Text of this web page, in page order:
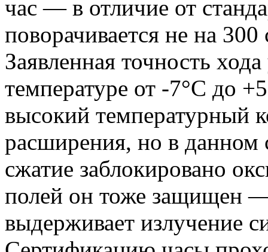
час — в отличие от
поворачивается не на
Заявленная точность
температуре от -7°C до
высокий температурный
расширения, но в данном
сжатие заблокировано
полей он тоже защищен —
выдерживает излучение